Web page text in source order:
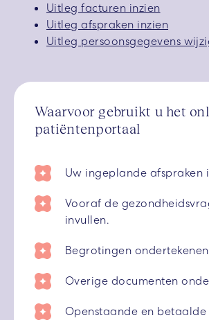
Uitleg facturen inzien
Uitleg afspraken inzien
Uitleg persoonsgegevens
Waarvoor gebruikt u het
patiëntenportaal
Uw ingeplande afspraken
Vooraf de
invullen.
Begrotingen
Overige documenten
Openstaande en